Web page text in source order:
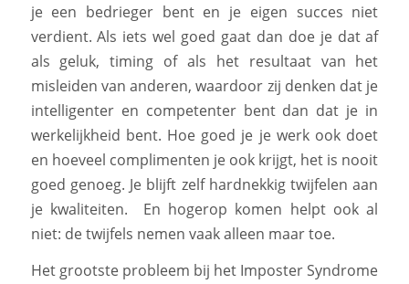
je een bedrieger bent en je eigen succes niet
verdient. Als iets wel goed gaat dan doe je dat af
als geluk, timing of als het resultaat van het
misleiden van anderen, waardoor zij denken dat je
intelligenter en competenter bent dan dat je in
werkelijkheid bent. Hoe goed je je werk ook doet
en hoeveel complimenten je ook krijgt, het is nooit
goed genoeg. Je blijft zelf hardnekkig twijfelen aan
je kwaliteiten. En hogerop komen helpt ook al
niet: de twijfels nemen vaak alleen maar toe.
Het grootste probleem bij het Imposter Syndrome